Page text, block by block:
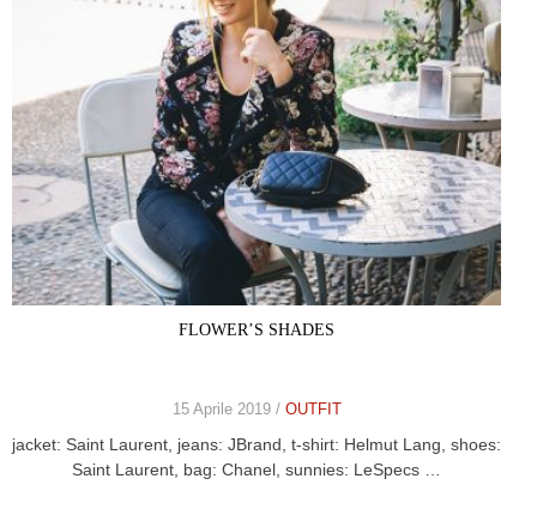
FLOWER’S SHADES
15 Aprile 2019 / OUTFIT
jacket: Saint Laurent, jeans: JBrand, t-shirt: Helmut Lang, shoes:
Saint Laurent, bag: Chanel, sunnies: LeSpecs …